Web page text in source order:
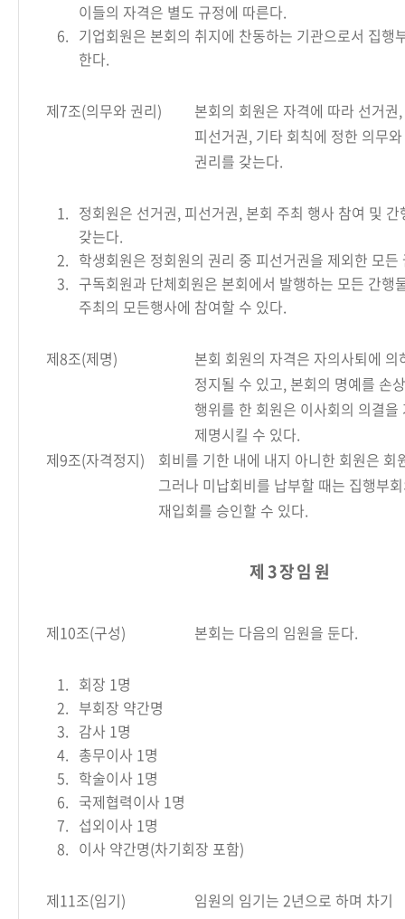
이들의 자격은 별도 규정에 따른다.
6. 기업회원은 본회의 취지에 찬동하는 기관으로서 집행
한다.
제7조(의무와 권리)
본회의 회원은 자격에 따라 선거권,
피선거권, 기타 회칙에 정한 의무와
권리를 갖는다.
1. 정회원은 선거권, 피선거권, 본회 주최 행사 참여 및
갖는다.
2. 학생회원은 정회원의 권리 중 피선거권을 제외한 모든
3. 구독회원과 단체회원은 본회에서 발행하는 모든 간행
주최의 모든행사에 참여할 수 있다.
제8조(제명)
본회 회원의 자격은 자의사퇴에 의
정지될 수 있고, 본회의 명예를 손
행위를 한 회원은 이사회의 의결을
제명시킬 수 있다.
제9조(자격정지)
회비를 기한 내에 내지 아니한 회원은 회
그러나 미납회비를 납부할 때는 집행부
재입회를 승인할 수 있다.
제 3 장 임 원
제10조(구성) 본회는 다음의 임원을 둔다.
1. 회장 1명
2. 부회장 약간명
3. 감사 1명
4. 총무이사 1명
5. 학술이사 1명
6. 국제협력이사 1명
7. 섭외이사 1명
8. 이사 약간명(차기회장 포함)
제11조(임기)
임원의 임기는 2년으로 하며 차기